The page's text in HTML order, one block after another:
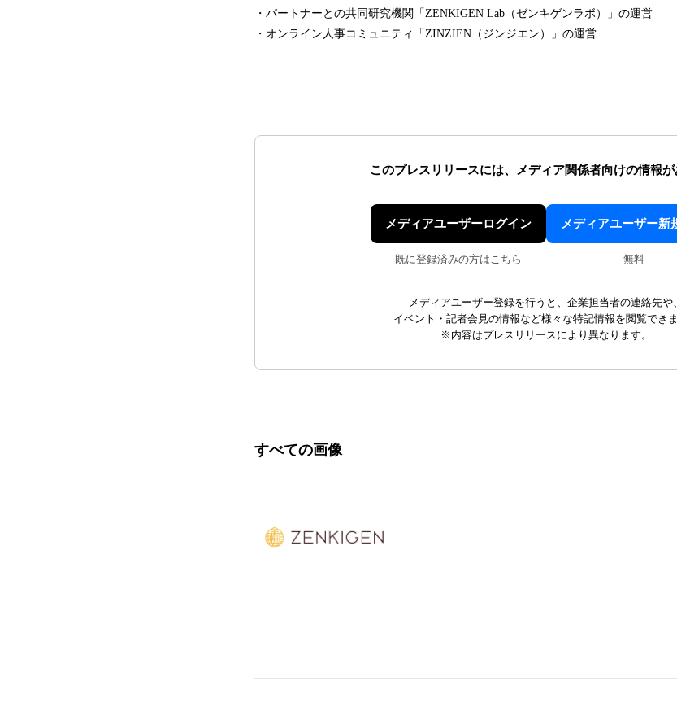
・パートナーとの共同研究機関「ZENKIGEN Lab（ゼンキゲンラボ）」の運営
・オンライン人事コミュニティ「ZINZIEN（ジンジエン）」の運営
このプレスリリースには、 メディア関係者向けの情報
メディアユーザーログイン
既に登録済みの方はこちら
メディアユーザー新
無料
メディアユーザー登録を行うと、企業担当者の連絡先や、
イベント・記者会見の情報など様々な特記情報を閲覧できま
※内容はプレスリリースにより異なります。
すべての画像